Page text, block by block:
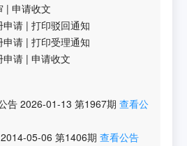
|申请收文
申请 |打印驳回通知
申请 |打印受理通知
申请 |申请收文
告 2026-01-13 第1967期 查看公
2014-05-06 第1406期 查看公告